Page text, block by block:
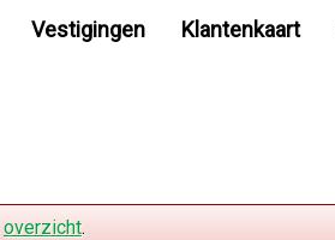
Vestigingen Klantenkaart
overzicht.